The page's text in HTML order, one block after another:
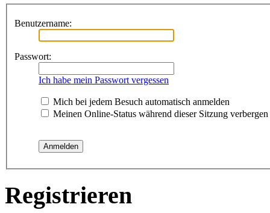
Benutzername:
Passwort:
Ich habe mein Passwort vergessen
Mich bei jedem Besuch automatisch anmelden
Meinen Online-Status während dieser Sitzung verbergen
Registrieren